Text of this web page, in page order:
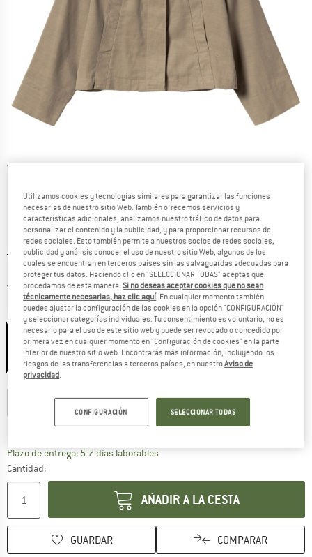
Vistas detalladas
Precio original :
228,95€
Precio:
171,71€ incl. IVA
Envío gratuito(ES)España. Información sobre los gastos de
Color:British Khaki
25%
Elegir talla:
S M L
Guía de tallas
Plazo de entrega: 5-7 días laborablesEl enlace se abre en una ventana
Cantidad:
AÑADIR A LA CESTA
GUARDAR COMPARAR
Utilizamos cookies y tecnologías similares para garantizar las funciones
necesarias de nuestro sitio Web. También ofrecemos servicios y
características adicionales, analizamos nuestro tráfico de datos para
personalizar el contenido y la publicidad, y para proporcionar recursos de
redes sociales. Esto también permite a nuestros socios de redes sociales,
publicidad y análisis conocer el uso de nuestro sitio Web, algunos de los
cuales se encuentran en terceros países sin las salvaguardas adecuadas para
proteger tus datos. Haciendo clic en "SELECCIONAR TODAS" aceptas que
procedamos de esta manera.Si no deseas aceptar cookies que no sean
técnicamente necesarias, haz clic aquí. En cualquier momento también
puedes ajustar la configuración de las cookies en la opción "CONFIGURACIÓN"
y seleccionar categorías individuales. Tu consentimiento es voluntario, no es
necesario para el uso de este sitio web y puede ser revocado o concedido por
primera vez en cualquier momento en "Configuración de cookies" en la parte
inferior de nuestro sitio web. Encontrarás más información, incluyendo los
riesgos de las transferencias a terceros países, en nuestroAviso de
privacidad
CONFIGURACIÓN SELECCIONAR TODAS